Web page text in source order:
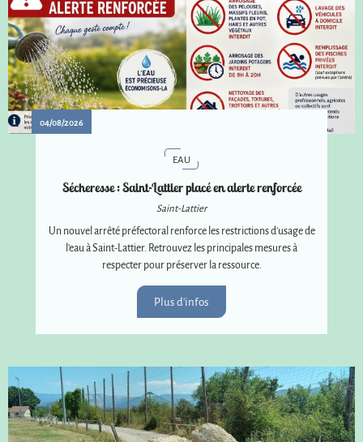
04/08/2026
EAU
Sécheresse : Saint-Lattier placé en alerte renforcée
Saint-Lattier
Un nouvel arrêté préfectoral renforce les restrictions d'usage de
l'eau à Saint-Lattier. Retrouvez les principales mesures à
respecter pour préserver la ressource.
Plus d'infos